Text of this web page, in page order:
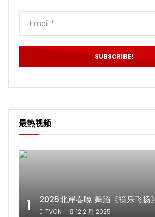
最热视频
1 2025北岸春晚 舞蹈《筷乐飞扬》
TVCN 12 2 月 2025